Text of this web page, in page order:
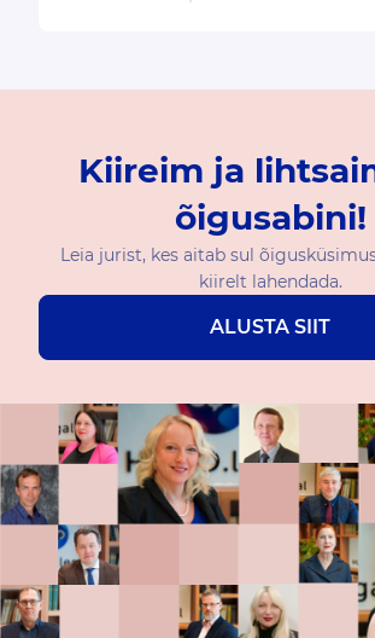
Kiireim ja
õigusabini!
Leia jurist, kes aitab sul
kiirelt lahendada.
ALUSTA SIIT